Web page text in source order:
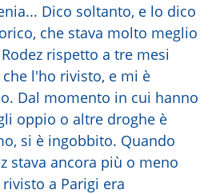
Dico soltanto, e lo dico
che stava molto meglio
rispetto a tre mesi
l'ho rivisto, e mi è
Dal momento in cui hanno
oppio o altre droghe è
si è ingobbito. Quando
stava ancora più o meno
a Parigi era